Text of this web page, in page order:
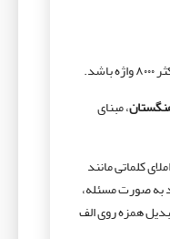
، مبنای
کلماتی مانند
به صورت مسئله،
همزه روی الف